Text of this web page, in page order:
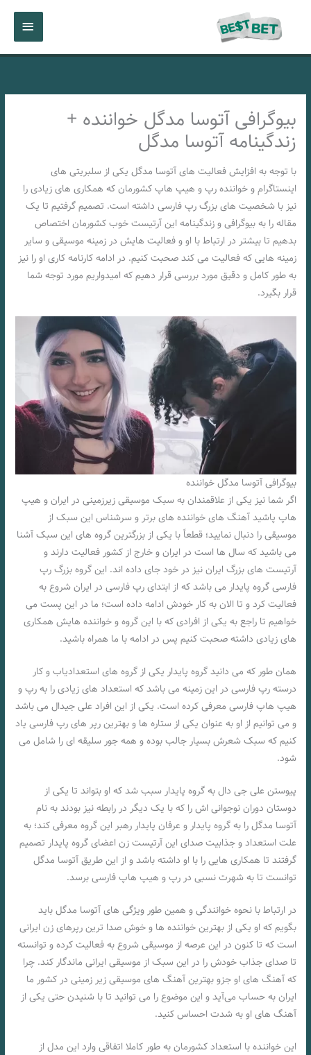
اصلی
بیوگرافی آتوسا مدگل خواننده +
زندگینامه آتوسا مدگل
با توجه به افزایش فعالیت های آتوسا مدگل یکی از سلبریتی های
اینستاگرام و خواننده رپ و هیپ هاپ کشورمان که همکاری های زیادی را
نیز با شخصیت‌ های بزرگ رپ فارسی داشته است. تصمیم گرفتیم تا یک
مقاله را به بیوگرافی و زندگینامه این آرتیست خوب کشورمان اختصاص
بدهیم تا بیشتر در ارتباط با او و فعالیت هایش در زمینه موسیقی و سایر
زمینه هایی که فعالیت می کند صحبت کنیم. در ادامه کارنامه کاری او را نیز
به طور کامل و دقیق مورد بررسی قرار دهیم که امیدواریم مورد توجه شما
قرار بگیرد.
بیوگرافی آتوسا مدگل خواننده
اگر شما نیز یکی از علاقمندان به سبک موسیقی زیرزمینی در ایران و هیپ
هاپ پاشید آهنگ های خواننده های برتر و سرشناس این سبک از
موسیقی را دنبال نمایید؛ قطعاً با یکی از بزرگترین گروه های این سبک آشنا
می باشید که سال ها است در ایران و خارج از کشور فعالیت دارند و
آرتیست های بزرگ ایران نیز در خود جای داده اند. این گروه بزرگ رپ
فارسی گروه پایدار می باشد که از ابتدای رپ فارسی در ایران شروع به
فعالیت کرد و تا الان به کار خودش ادامه داده است؛ ما در این پست می
خواهیم تا راجع به یکی از افرادی که با این گروه و خواننده هایش همکاری
های زیادی داشته صحبت کنیم پس در ادامه با ما همراه باشید.
همان طور که می دانید گروه پایدار یکی از گروه‌ های استعدادیاب و کار
درسته رپ فارسی در این زمینه می باشد که استعداد های زیادی را به رپ و
هیپ هاپ فارسی معرفی کرده است. یکی از این افراد علی جیدال می باشد
و می توانیم از او به عنوان یکی از ستاره ها و بهترین رپر های رپ فارسی یاد
کنیم که سبک شعرش بسیار جالب بوده و همه جور سلیقه ای را شامل می
شود.
پیوستن علی جی دال به گروه پایدار سبب شد که او بتواند تا یکی از
دوستان دوران نوجوانی‌ اش را که با یک دیگر در رابطه نیز بودند به نام
آتوسا مدگل را به گروه پایدار و عرفان پایدار رهبر این گروه معرفی کند؛ به
علت استعداد و جذابیت صدای این آرتیست زن اعضای گروه پایدار تصمیم
گرفتند تا همکاری هایی را با او داشته باشد و از این طریق آتوسا مدگل
توانست تا به شهرت نسبی در رپ و هیپ هاپ فارسی برسد.
در ارتباط با نحوه خوانندگی و همین طور ویژگی های آتوسا مدگل باید
بگویم که او یکی از بهترین خواننده ها و خوش صدا ترین رپرهای زن ایرانی
است که تا کنون در این عرصه از موسیقی شروع به فعالیت کرده و توانسته
تا صدای جذاب خودش را در این سبک از موسیقی ایرانی ماندگار کند. چرا
که آهنگ های او جزو بهترین آهنگ های موسیقی زیر زمینی در کشور ما
ایران به حساب می‌آید و این موضوع را می توانید تا با شنیدن حتی یکی از
آهنگ های او به شدت احساس کنید.
این خواننده با استعداد کشورمان به طور کاملا اتفاقی وارد این مدل از